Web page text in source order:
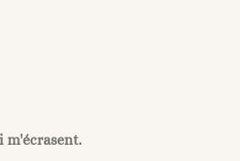
m'écrasent.